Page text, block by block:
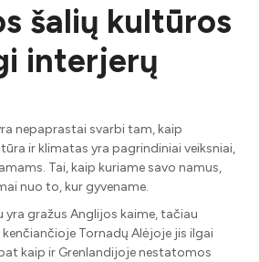
šalių kultūros
interjerų
nepaprastai svarbi tam, kaip
ir klimatas yra pagrindiniai veiksniai,
Tai, kaip kuriame savo namus,
nuo to, kur gyvename.
gražus Anglijos kaime, tačiau
Tornadų Alėjoje jis ilgai
kaip ir Grenlandijoje nestatomos